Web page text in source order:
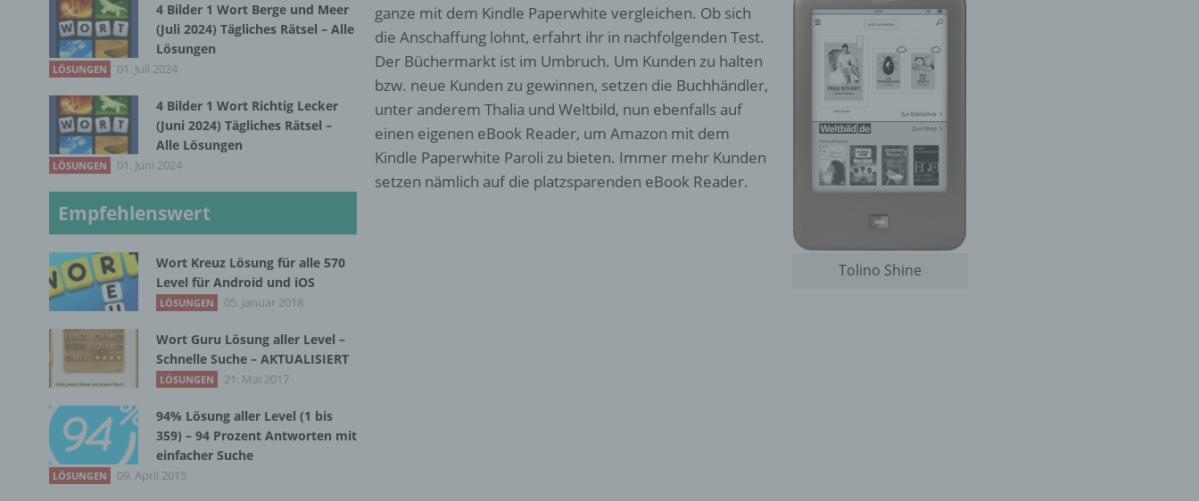
Tolino Shine
ganze mit dem Kindle Paperwhite vergleichen. Ob sich
die Anschaffung lohnt, erfahrt ihr in nachfolgenden Test.
Der Büchermarkt ist im Umbruch. Um Kunden zu halten
bzw. neue Kunden zu gewinnen, setzen die Buchhändler,
unter anderem Thalia und Weltbild, nun ebenfalls auf
einen eigenen eBook Reader, um Amazon mit dem
Kindle Paperwhite Paroli zu bieten. Immer mehr Kunden
setzen nämlich auf die platzsparenden eBook Reader.
4 Bilder 1 Wort Berge und Meer
(Juli 2024) Tägliches Rätsel – Alle
Lösungen
LÖSUNGEN 01. Juli 2024
4 Bilder 1 Wort Richtig Lecker
(Juni 2024) Tägliches Rätsel –
Alle Lösungen
LÖSUNGEN 01. Juni 2024
Empfehlenswert
Wort Kreuz Lösung für alle 570
Level für Android und iOS
LÖSUNGEN 05. Januar 2018
Wort Guru Lösung aller Level –
Schnelle Suche – AKTUALISIERT
LÖSUNGEN 21. Mai 2017
94% Lösung aller Level (1 bis
359) – 94 Prozent Antworten mit
einfacher Suche
LÖSUNGEN 09. April 2015